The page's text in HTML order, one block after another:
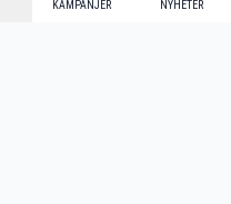
KAMPANJER NYHETER